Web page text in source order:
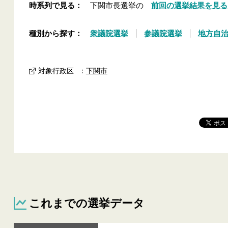
時系列で見る： 下関市長選挙の 前回の選挙結果を見る
種別から探す： 衆議院選挙 参議院選挙 地方自
対象行政区 ： 下関市
これまでの選挙データ